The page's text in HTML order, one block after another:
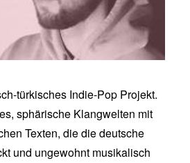
türkisches Indie-Pop Projekt.
sphärische Klangwelten mit
Texten, die die deutsche
und ungewohnt musikalisch